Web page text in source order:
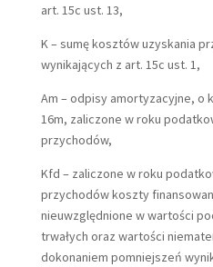
art. 15c ust. 13,
K – sumę kosztów uzyskania
wynikających z art. 15c ust. 1,
Am – odpisy amortyzacyjne, o
16m, zaliczone w roku
przychodów,
Kfd – zaliczone w roku
przychodów koszty
nieuwzględnione w wartości
trwałych oraz wartości
dokonaniem pomniejszeń